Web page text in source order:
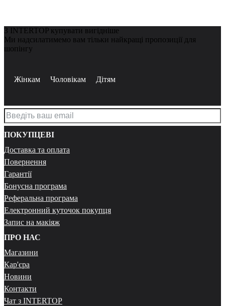
З INTERTOP купувати вигідніше
Ми надсилатимемо вам тільки найкращі пропозиції для
шопінгу
Жінкам Чоловікам Дітям
ПОКУПЦЕВІ
Доставка та оплата
Повернення
Гарантії
Бонусна програма
Реферальна програма
Електронний куточок покупця
Запис на макіяж
ПРО НАС
Магазини
Кар'єра
Новини
Контакти
Чат з INTERTOP